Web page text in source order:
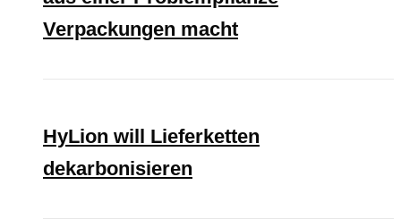
Verpackungen macht
HyLion will Lieferketten
dekarbonisieren